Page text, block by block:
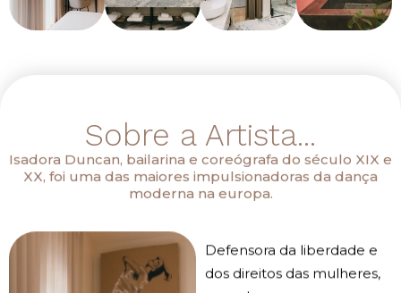
Sobre a Artista...
Isadora Duncan, bailarina e coreógrafa do século XIX e
XX, foi uma das maiores impulsionadoras da dança
moderna na europa.
Defensora da liberdade e
dos direitos das mulheres,